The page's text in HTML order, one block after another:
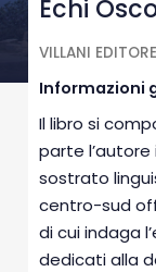
Echi
VILLANI EDITORE
Informazioni
Il libro si
parte l’autore
sostrato
centro-sud
di cui indaga
dedicati alla